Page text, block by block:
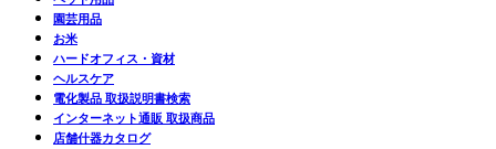
園芸用品
お米
ハードオフィス・資材
ヘルスケア
電化製品 取扱説明書検索
インターネット通販 取扱商品
店舗什器カタログ